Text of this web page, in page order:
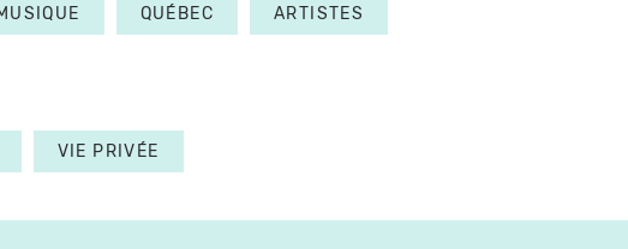
QUÉBEC ARTISTES
VIE PRIVÉE